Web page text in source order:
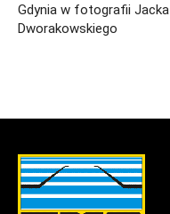
Gdynia w fotografii Jacka
Dworakowskiego